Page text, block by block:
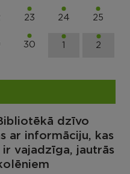
23 24 25
30 1 2
dzīvo
ar informāciju, kas
vajadzīga, jautrās